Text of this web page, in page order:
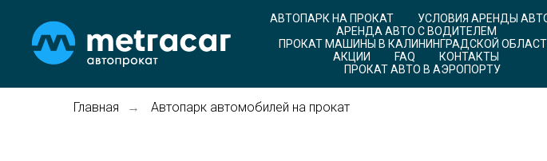
АВТОПАРК НА ПРОКАТ
УСЛОВИЯ АРЕНДЫ
АРЕНДА АВТО С ВОДИТЕЛЕМ
ПРОКАТ МАШИНЫ В КАЛИНИНГРАДСКОЙ
АКЦИИ
FAQ
КОНТАКТЫ
ПРОКАТ АВТО В АЭРОПОРТУ
Главная → Автопарк автомобилей на прокат